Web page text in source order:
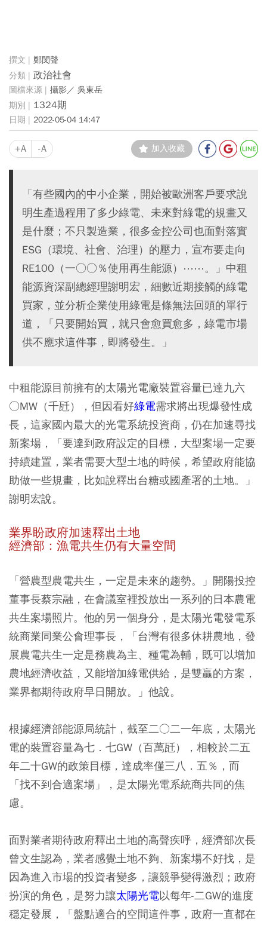
鄭閔聲
政治社會
攝影／ 吳東岳
1324期
2022-05-04 14:47
+A -A 加入收藏
「有些國內的中小企業，開始被歐洲客戶要求說
明生產過程用了多少綠電、未來對綠電的規畫又
是什麼；不只製造業，很多金控公司也面對落實
ESG（環境、社會、治理）的壓力，宣布要走向
RE100（一○○％使用再生能源）⋯⋯。」中租
能源資深副總經理謝明宏，細數近期接觸的綠電
買家，並分析企業使用綠電是條無法回頭的單行
道，「只要開始買，就只會愈買愈多，綠電市場
供不應求這件事，即將發生。」
中租能源目前擁有的太陽光電廠裝置容量已達九六
○MW（千瓩），但因看好綠電需求將出現爆發性成
長，這家國內最大的光電系統投資商，仍在加速尋找
新案場，「要達到政府設定的目標，大型案場一定要
持續建置，業者需要大型土地的時候，希望政府能協
助做一些規畫，比如說釋出台糖或國產署的土地。」
謝明宏說。
業界盼政府加速釋出土地
經濟部：漁電共生仍有大量空間
「營農型農電共生，一定是未來的趨勢。」開陽投控
董事長蔡宗融，在會議室裡投放出一系列的日本農電
共生案場照片。他的另一個身分，是太陽光電發電系
統商業同業公會理事長，「台灣有很多休耕農地，發
展農電共生一定是務農為主、種電為輔，既可以增加
農地經濟收益，又能增加綠電供給，是雙贏的方案，
業界都期待政府早日開放。」他說。
根據經濟部能源局統計，截至二○二一年底，太陽光
電的裝置容量為七．七GW（百萬瓩），相較於二五
年二十GW的政策目標，達成率僅三八．五％，而
「找不到合適案場」，是太陽光電系統商共同的焦
慮。
面對業者期待政府釋出土地的高聲疾呼，經濟部次長
曾文生認為，業者感覺土地不夠、新案場不好找，是
因為進入市場的投資者變多，讓競爭變得激烈；政府
扮演的角色，是努力讓太陽光電以每年-二GW的進度
穩定發展，「盤點適合的空間這件事，政府一直都在